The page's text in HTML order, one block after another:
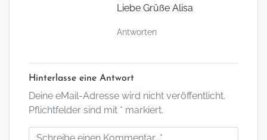
Liebe Grüße Alisa
Antworten
Hinterlasse eine Antwort
Deine eMail-Adresse wird nicht veröffentlicht.
Pflichtfelder sind mit * markiert.